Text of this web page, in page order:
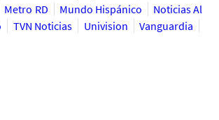
Metro RD Mundo Hispánico
Noticias Al
TVN Noticias Univision
Vanguardia